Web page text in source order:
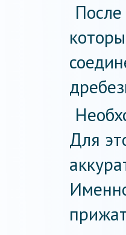
После
Для